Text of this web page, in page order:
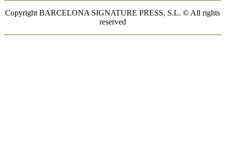
Copyright BARCELONA SIGNATURE PRESS, S.L. © All rights
reserved